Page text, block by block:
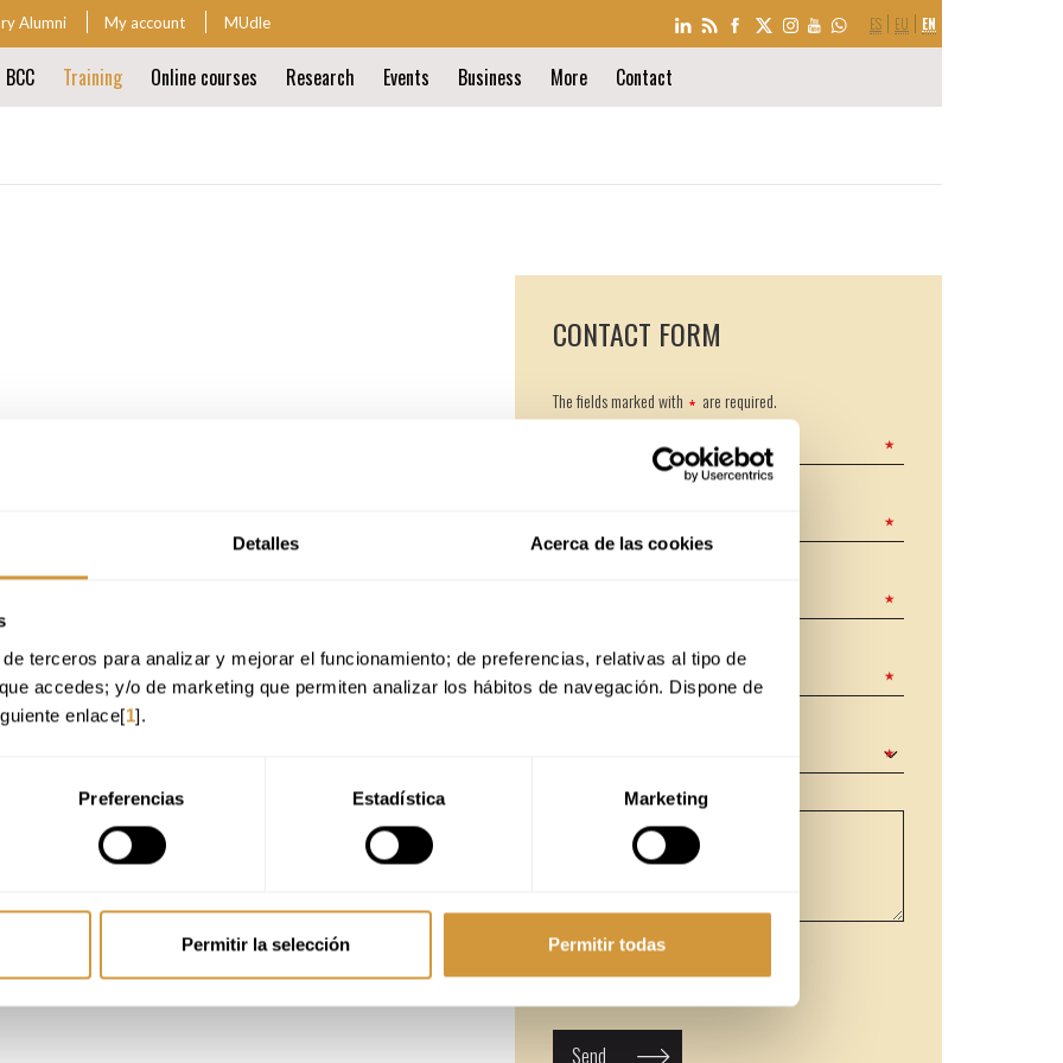
Detalles Acerca de las cookies
terceros para analizar y mejorar el funcionamiento; de preferencias, relativas al tipo de
accedes; y/o de marketing que permiten analizar los hábitos de navegación. Dispone de
enlace[1].
Preferencias Estadística Marketing
Permitir la selección Permitir todas
LANGUAGE
SELECTION
ES EU EN
Alumni My account MUdle
Training Online courses Research Events Business More
Contact
CONTACT FORM
The fields marked with are required.
I accept privacy terms.